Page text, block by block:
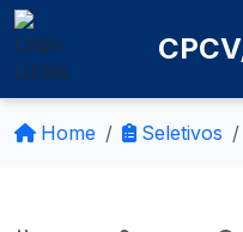
Home Seletivos